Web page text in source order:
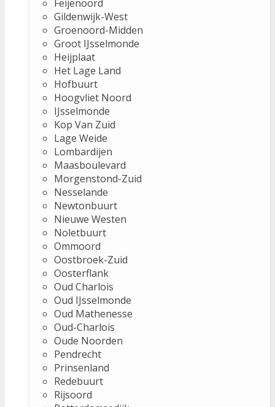
Feijenoord
Gildenwijk-West
Groenoord-Midden
Groot IJsselmonde
Heijplaat
Het Lage Land
Hofbuurt
Hoogvliet Noord
IJsselmonde
Kop Van Zuid
Lage Weide
Lombardijen
Maasboulevard
Morgenstond-Zuid
Nesselande
Newtonbuurt
Nieuwe Westen
Noletbuurt
Ommoord
Oostbroek-Zuid
Oosterflank
Oud Charlois
Oud IJsselmonde
Oud Mathenesse
Oud-Charlois
Oude Noorden
Pendrecht
Prinsenland
Redebuurt
Rijsoord